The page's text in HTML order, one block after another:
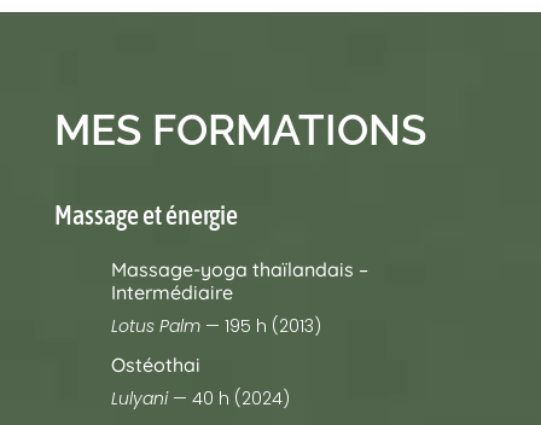
MES FORMATIONS
Massage et énergie
Massage-yoga thaïlandais –
Intermédiaire
Lotus Palm— 195 h (2013)
Ostéothai
Lulyani— 40 h (2024)